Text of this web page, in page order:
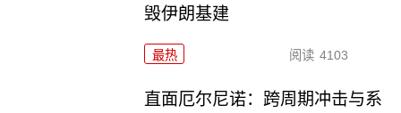
毁伊朗基建
最热 阅读 4103
直面厄尔尼诺：跨周期冲击与系